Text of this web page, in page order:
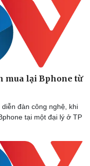
mua lại Bphone từ
đàn công nghệ, khi
tại một đại lý ở TP